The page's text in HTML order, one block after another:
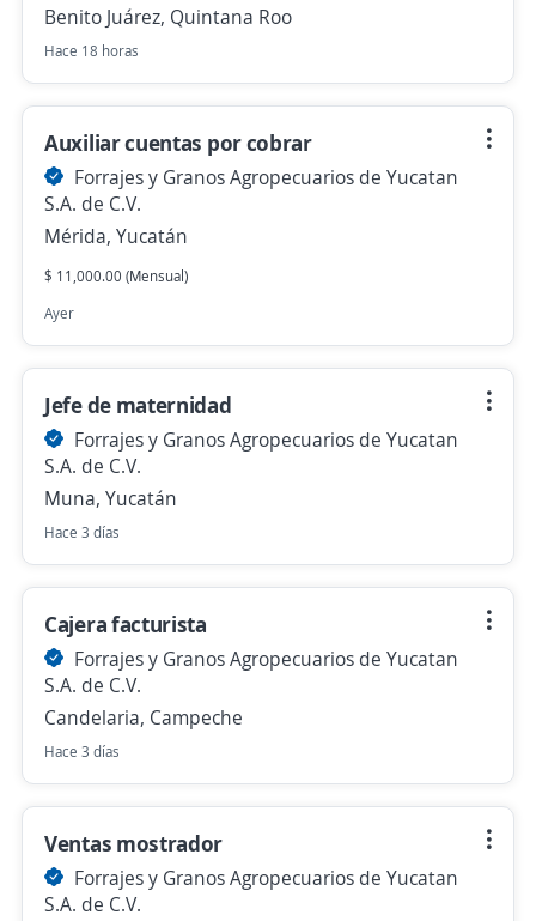
Benito Juárez, Quintana Roo
Hace 18 horas
Auxiliar cuentas por cobrar
Forrajes y Granos Agropecuarios de Yucatan
S.A. de C.V.
Mérida, Yucatán
$ 11,000.00 (Mensual)
Ayer
Jefe de maternidad
Forrajes y Granos Agropecuarios de Yucatan
S.A. de C.V.
Muna, Yucatán
Hace 3 días
Cajera facturista
Forrajes y Granos Agropecuarios de Yucatan
S.A. de C.V.
Candelaria, Campeche
Hace 3 días
Ventas mostrador
Forrajes y Granos Agropecuarios de Yucatan
S.A. de C.V.